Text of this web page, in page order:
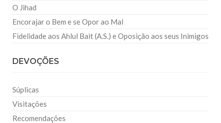
O Jihad
Encorajar o Bem e se Opor ao Mal
Fidelidade aos Ahlul Bait (A.S.) e Oposição aos seus Inimigos
DEVOÇÕES
Súplicas
Visitações
Recomendações